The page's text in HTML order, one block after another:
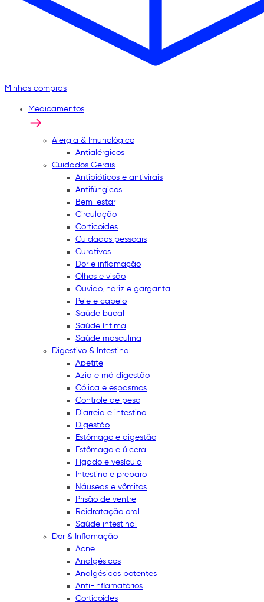
Minhas compras
Medicamentos
Alergia & Imunológico
Antialérgicos
Cuidados Gerais
Antibióticos e antivirais
Antifúngicos
Bem-estar
Circulação
Corticoides
Cuidados pessoais
Curativos
Dor e inflamação
Olhos e visão
Ouvido, nariz e garganta
Pele e cabelo
Saúde bucal
Saúde íntima
Saúde masculina
Digestivo & Intestinal
Apetite
Azia e má digestão
Cólica e espasmos
Controle de peso
Diarreia e intestino
Digestão
Estômago e digestão
Estômago e úlcera
Fígado e vesícula
Intestino e preparo
Náuseas e vômitos
Prisão de ventre
Reidratação oral
Saúde intestinal
Dor & Inflamação
Acne
Analgésicos
Analgésicos potentes
Anti-inflamatórios
Corticoides